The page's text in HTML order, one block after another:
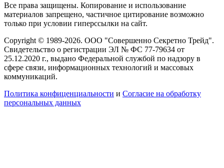
Все права защищены. Копирование и использование
материалов запрещено, частичное цитирование возможно
только при условии гиперссылки на сайт.
Copyright © 1989-2026. ООО "Совершенно Секретно Трейд".
Свидетельство о регистрации ЭЛ № ФС 77-79634 от
25.12.2020 г., выдано Федеральной службой по надзору в
сфере связи, информационных технологий и массовых
коммуникаций.
Политика конфиценциальности и Согласие на обработку
персональных данных